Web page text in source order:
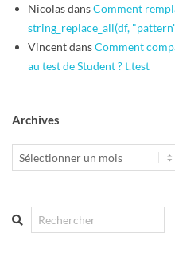
NicolasdansComment
string_replace_all(df,
VincentdansComment
au test de Student ? t.test
Archives
Archives
Search